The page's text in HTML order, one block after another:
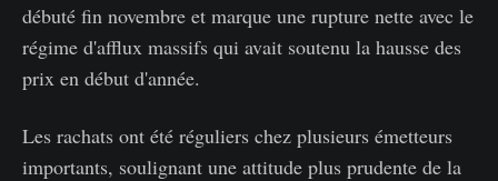
débuté fin novembre et marque une rupture nette avec le
régime d'afflux massifs qui avait soutenu la hausse des
prix en début d'année.
Les rachats ont été réguliers chez plusieurs émetteurs
importants, soulignant une attitude plus prudente de la